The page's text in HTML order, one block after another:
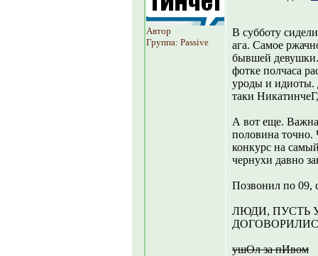
Автор
Группа: Passive
В субботу
ага. Самое
бывшей
фотке полчаса
уроды и идиоты.
таки
А вот еще.
половина
конкурс на
чернухи давно
Позвонил по 09,
ЛЮДИ, ПУСТЬ
ушОл за пИвом